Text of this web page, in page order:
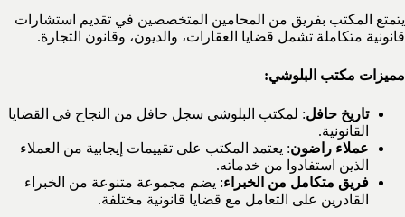
يتمتع المكتب بفريق من المحامين المتخصصين في تقديم استشارات
قانونية متكاملة تشمل قضايا العقارات، والديون، وقانون التجارة.
مميزات مكتب البلوشي:
تاريخ حافل: لمكتب البلوشي سجل حافل من النجاح في القضايا
القانونية.
عملاء راضون: يعتمد المكتب على تقييمات إيجابية من العملاء
الذين استفادوا من خدماته.
فريق متكامل من الخبراء: يضم مجموعة متنوعة من الخبراء
القادرين على التعامل مع قضايا قانونية مختلفة.